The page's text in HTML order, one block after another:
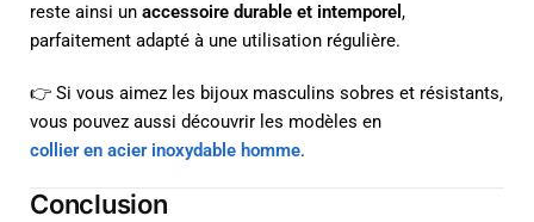
reste ainsi un accessoire durable et intemporel ,
parfaitement adapté à une utilisation régulière.
👉 Si vous aimez les bijoux masculins sobres et résistants,
vous pouvez aussi découvrir les modèles en
collier en acier inoxydable homme.
Conclusion